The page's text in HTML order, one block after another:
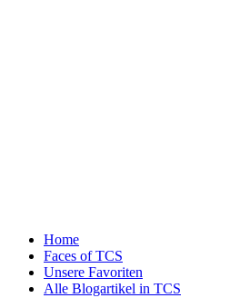
Home
Faces of TCS
Unsere Favoriten
Alle Blogartikel in TCS